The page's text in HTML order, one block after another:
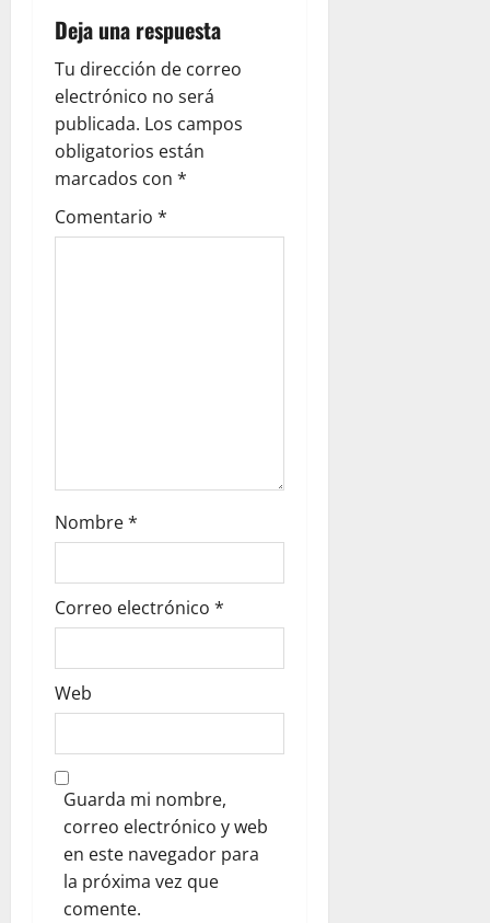
Deja una respuesta
Tu dirección de correo
electrónico no será
publicada. Los campos
obligatorios están
marcados con *
Comentario *
Nombre*
Correo electrónico *
Web
Guarda mi nombre,
correo electrónico y web
en este navegador para
la próxima vez que
comente.